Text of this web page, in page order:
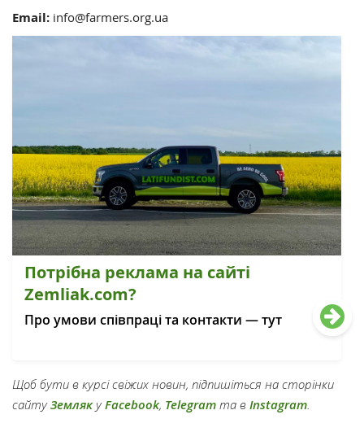
Email: info@farmers.org.ua
Потрібна реклама на сайті
Zemliak.com?
Про умови співпраці та контакти — тут
Щоб бути в курсі свіжих новин, підпишіться на сторінки
сайтуЗемлякуFacebook, Telegram та в Instagram.